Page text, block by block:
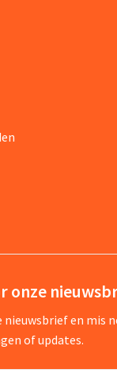
onze
nieuwsbrief en mis
of updates.